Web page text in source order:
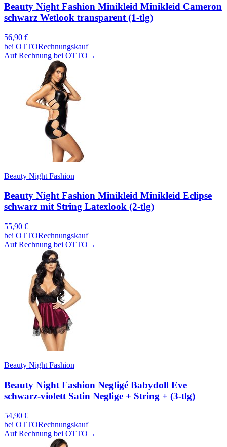
Beauty Night Fashion Minikleid Minikleid Cameron
schwarz Wetlook transparent (1-tlg)
56,90 €
bei OTTORechnungskauf
Auf Rechnung bei OTTO →
Beauty Night Fashion
Beauty Night Fashion Minikleid Minikleid Eclipse
schwarz mit String Latexlook (2-tlg)
55,90 €
bei OTTORechnungskauf
Auf Rechnung bei OTTO →
Beauty Night Fashion
Beauty Night Fashion Negligé Babydoll Eve
schwarz-violett Satin Neglige + String + (3-tlg)
54,90 €
bei OTTORechnungskauf
Auf Rechnung bei OTTO →